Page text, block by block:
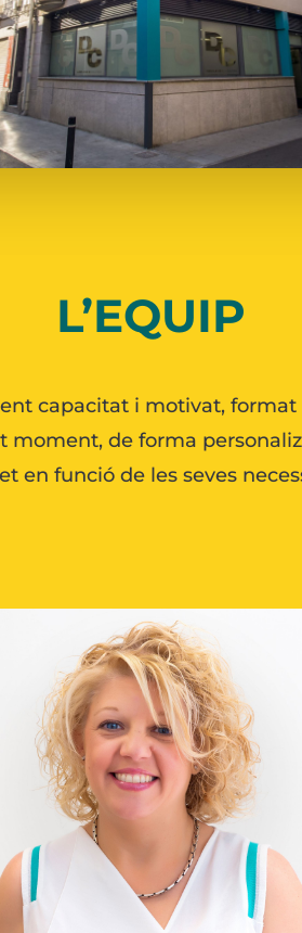
L’EQUIP
capacitat i motivat, format
moment, de forma
en funció de les seves